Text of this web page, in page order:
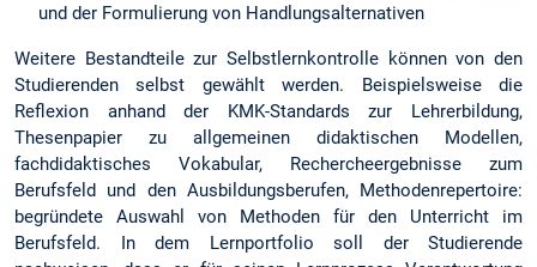
und der Formulierung von Handlungsalternativen
Weitere Bestandteile zur Selbstlernkontrolle können von den
Studierenden selbst gewählt werden. Beispielsweise die
Reflexion anhand der KMK-Standards zur Lehrerbildung,
Thesenpapier zu allgemeinen didaktischen Modellen,
fachdidaktisches Vokabular, Rechercheergebnisse zum
Berufsfeld und den Ausbildungsberufen, Methodenrepertoire:
begründete Auswahl von Methoden für den Unterricht im
Berufsfeld. In dem Lernportfolio soll der Studierende